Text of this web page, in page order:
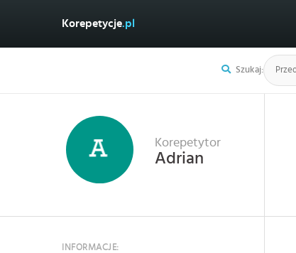
Korepetycje.pl
Szukaj:
Korepetytor
Adrian
INFORMACJE: